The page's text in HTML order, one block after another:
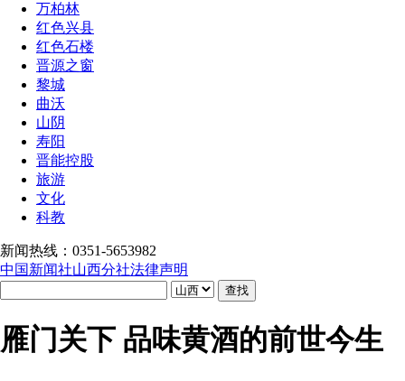
万柏林
红色兴县
红色石楼
晋源之窗
黎城
曲沃
山阴
寿阳
晋能控股
旅游
文化
科教
新闻热线：0351-5653982
中国新闻社山西分社法律声明
雁门关下 品味黄酒的前世今生